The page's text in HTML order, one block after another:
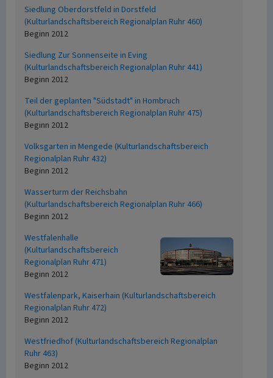
Siedlung Oberdorstfeld in Dorstfeld
(Kulturlandschaftsbereich Regionalplan Ruhr 460)
Beginn 2012
Siedlung Zur Sonnenseite in Eving
(Kulturlandschaftsbereich Regionalplan Ruhr 441)
Beginn 2012
Teil der geplanten "Südstadt" in Hombruch
(Kulturlandschaftsbereich Regionalplan Ruhr 475)
Beginn 2012
Volksgarten in Mengede (Kulturlandschaftsbereich
Regionalplan Ruhr 432)
Beginn 2012
Wasserturm der Reichsbahn
(Kulturlandschaftsbereich Regionalplan Ruhr 466)
Beginn 2012
Westfalenhalle
(Kulturlandschaftsbereich
Regionalplan Ruhr 471)
Beginn 2012
Westfalenpark, Kaiserhain (Kulturlandschaftsbereich
Regionalplan Ruhr 472)
Beginn 2012
Westfriedhof (Kulturlandschaftsbereich Regionalplan
Ruhr 463)
Beginn 2012